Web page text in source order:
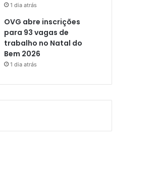
1 dia atrás
OVG abre inscrições
para 93 vagas de
trabalho no Natal do
Bem 2026
1 dia atrás